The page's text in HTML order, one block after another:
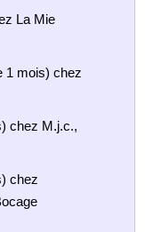
La Mie
1 mois) chez
chez M.j.c.,
chez